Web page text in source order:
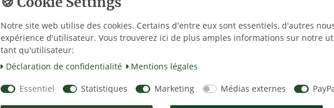
Notre site web utilise des cookies. Certains d'entre eux sont essentiels, d'autres
expérience d'utilisateur. Vous trouverez ici de plus amples informations sur notre
tant qu'utilisateur:
Déclaration de confidentialité
Mentions légales
Essentiel Statistiques Marketing Médias externes